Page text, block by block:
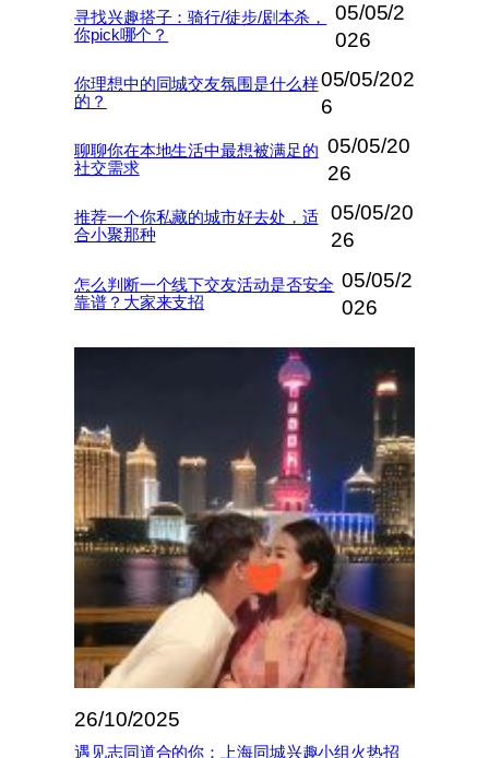
寻找兴趣搭子：骑行/徒步/剧本杀，
你pick哪个？
05/05/2
026
你理想中的同城交友氛围是什么样
的？
05/05/202
6
聊聊你在本地生活中最想被满足的
社交需求
05/05/20
26
推荐一个你私藏的城市好去处，适
合小聚那种
05/05/20
26
怎么判断一个线下交友活动是否安全
靠谱？大家来支招
05/05/2
026
26/10/2025
遇见志同道合的你：上海同城兴趣小组火热招